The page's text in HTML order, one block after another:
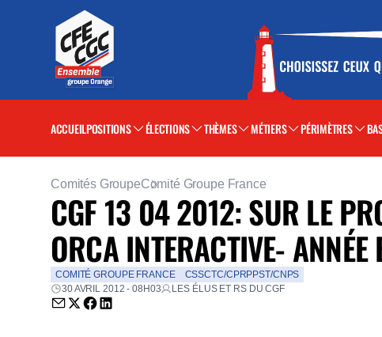
ACCUEILPOSITIONS ÉLECTIONS THÈMES MÉTIERS PÉRIMÈTRES
Comités GroupeComité Groupe France
CGF 13 04 2012: SUR LE
ORCA INTERACTIVE- ANNÉE
COMITÉ GROUPE FRANCE
CSSCTC/CPRPPST/CNPS
30 AVRIL 2012 - 08H03
LES ÉLUS ET RS DU CGF
Envoyer par email (nouvelle fenêtre)
Partager sur Twitter (nouvelle fenêtre)
Partager sur Facebook (nouvelle fenêtre)
Partager sur LinkedIn (nouvelle fenêtre)